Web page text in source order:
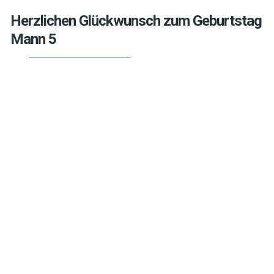
Herzlichen Glückwunsch zum Geburtstag
Mann 5